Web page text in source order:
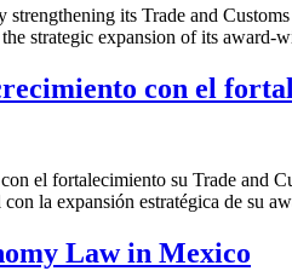
its Trade and
strategic expansion of its
con el
el fortalecimiento su Trade and
la expansión estratégica de su
Law in Mexico